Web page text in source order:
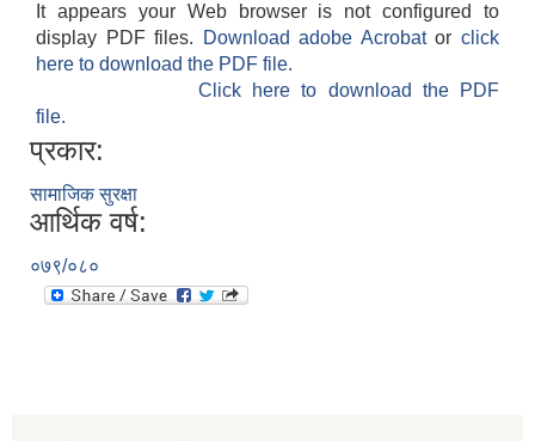
It appears your Web browser is not configured to
display PDF files.
Download adobe Acrobatorclick
here to download the PDF file.
Click here to download the PDF
file.
प्रकार:
सामाजिक सुरक्षा
आर्थिक वर्ष:
०७९/०८०